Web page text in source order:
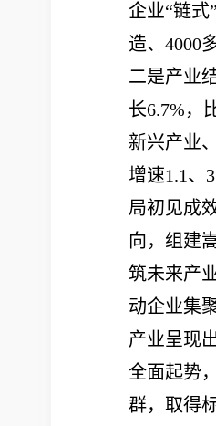
企业“链
造、4000
二是产业
长6.7%，
新兴产业
增速1.1、
局初见成
向，组建
筑未来产
动企业集
产业呈现
全面起势
群，取得